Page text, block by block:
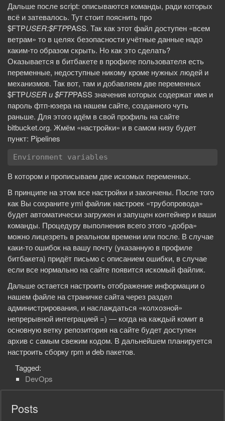
Дальше после script: описываются команды, ради которых
всё и затевалось. Тут стоит пояснить про
$FTPUSER:$FTPPASS. Так как этот файл доступен «всем
ветрам» то в целях безопасности учётные данные надо
каким-то образом скрыть. Но как это сделать?
Оказывается в битбакете в профиле пользователя есть
переменные, недоступные никому кроме нужных людей и
механизмов. Так вот, там и добавляем две переменных
$FTPUSER и $FTPPASS значения которых содержат имя и
пароль фтп-юзера на нашем сайте, созданного чуть
раньше. Для этого идём в свой профиль на сайте
bitbucket.org. Жмём «настройки» и в самом низу будет
пункт: Pipelines
Environment variables
В котором и прописываем две искомых переменных.
В принципе на этом все настройки и закончены. После того
как Вы сохраните yml файлик настроек «трубопровода»
будет автоматически загружен и запущен контейнер и ваши
команды. Процедуру выполнения всего этого «добра»
можно лицезреть в реальном времени или после. В случае
каки-то ошибок на вашу почту (указанную в профиле
битбакета) придёт письмо с описанием ошибки, в случае
если все нормально на сайте появится искомый файлик.
Дальше остается настроить отображение информации о
нашем файле на страничке сайта через раздел
администрирования, и наслаждаться «колхозной»
непрерывной интеграцией =) — когда на каждый комит в
основную ветку репозитория на сайте будет доступен
архив с самым свежим кодом. В дальнейшем планируется
настроить сборку rpm и deb пакетов.
Tagged:
DevOps
Posts